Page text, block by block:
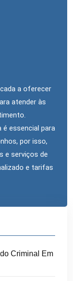
a oferecer
atender às
é essencial para
por isso,
e serviços de
e tarifas
Criminal Em